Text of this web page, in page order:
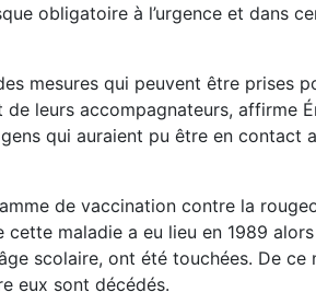
obligatoire à l’urgence et dans
mesures qui peuvent être prises
leurs accompagnateurs, affirme
qui auraient pu être en contact
de vaccination contre la
maladie a eu lieu en 1989
scolaire, ont été touchées. De ce
eux sont décédés.